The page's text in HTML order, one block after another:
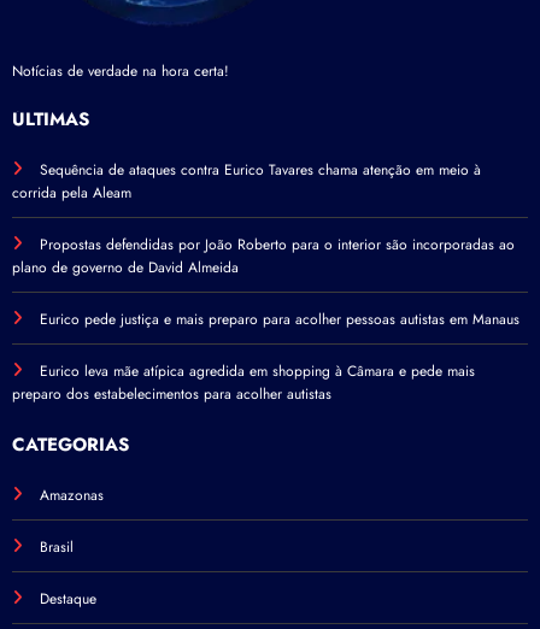
Notícias de verdade na hora certa!
ÚLTIMAS
Sequência de ataques contra Eurico Tavares chama atenção em meio à
corrida pela Aleam
Propostas defendidas por João Roberto para o interior são incorporadas ao
plano de governo de David Almeida
Eurico pede justiça e mais preparo para acolher pessoas autistas em Manaus
Eurico leva mãe atípica agredida em shopping à Câmara e pede mais
preparo dos estabelecimentos para acolher autistas
CATEGORIAS
Amazonas
Brasil
Destaque